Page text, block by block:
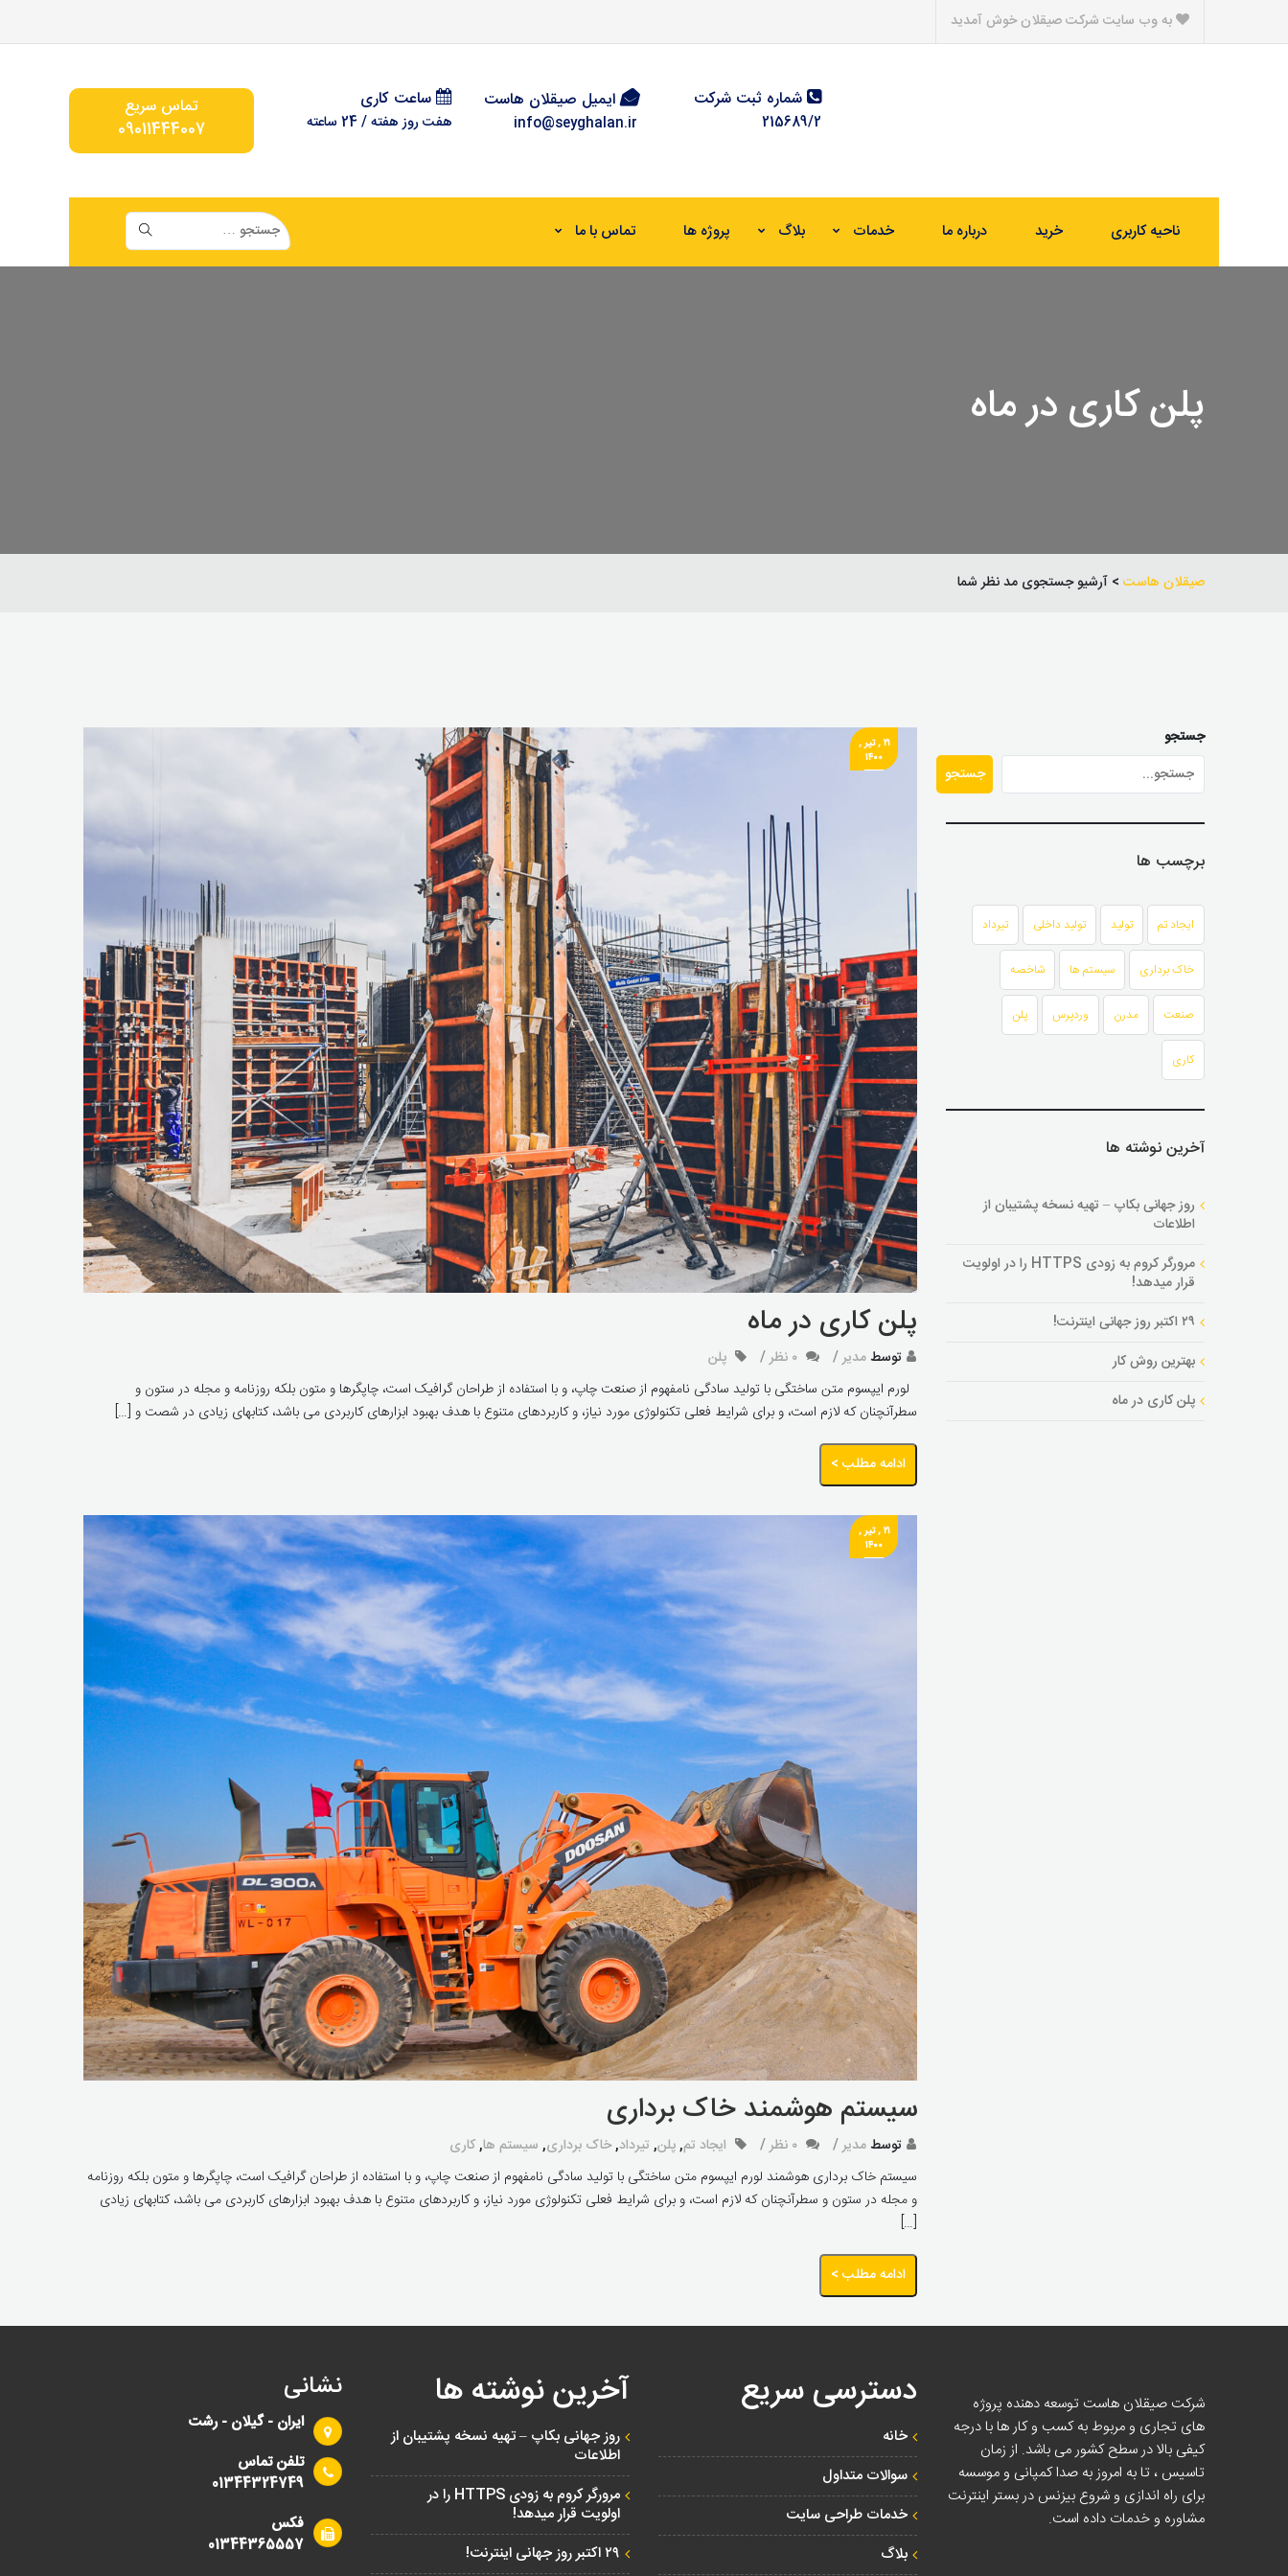
به وب سایت شرکت صیقلان خوش آمدید
شماره ثبت شرکت
215689/2
ایمیل صیقلان هاست
info@seyghalan.ir
ساعت کاری
هفت روز هفته / 24 ساعته
تماس سریع
09011444007
ناحیه کاربری خرید درباره ما خدمات بلاگ پروژه ها تماس با ما
پلن کاری در ماه
صیقلان هاست > آرشیو جستجوی مد نظر شما
جستجو
جستجو
برچسب ها
ایجاد تم تولید تولید داخلی تیرداد
خاک برداری سیستم ها شاخصه
صنعت مدرن وردپرس پلن
کاری
آخرین نوشته ها
روز جهانی بکاپ – تهیه نسخه پشتیبان از
اطلاعات
مرورگر کروم به زودی HTTPS را در اولویت
قرار میدهد!
۲۹ اکتبر روز جهانی اینترنت!
بهترین روش کار
پلن کاری در ماه
پلن کاری در ماه
۲۱ , تیر ,
۱۴۰۰
توسطمدیر ۰ نظر
پلن
لورم ایپسوم متن ساختگی با تولید سادگی نامفهوم از صنعت چاپ، و با استفاده از طراحان گرافیک است، چاپگرها و متون بلکه روزنامه و مجله در ستون و
سطرآنچنان که لازم است، و برای شرایط فعلی تکنولوژی مورد نیاز، و کاربردهای متنوع با هدف بهبود ابزارهای کاربردی می باشد، کتابهای زیادی در شصت و […]
ادامه مطلب >
سیستم هوشمند خاک برداری
۲۱ , تیر ,
۱۴۰۰
توسطمدیر ۰ نظر ایجاد تم,پلن, تیرداد,خاک برداری, سیستم ها,کاری
سیستم خاک برداری هوشمند لورم ایپسوم متن ساختگی با تولید سادگی نامفهوم از صنعت چاپ، و با استفاده از طراحان گرافیک است، چاپگرها و متون بلکه روزنامه
و مجله در ستون و سطرآنچنان که لازم است، و برای شرایط فعلی تکنولوژی مورد نیاز، و کاربردهای متنوع با هدف بهبود ابزارهای کاربردی می باشد، کتابهای زیادی
[…]
ادامه مطلب >
شرکت صیقلان هاست توسعه دهنده پروژه
های تجاری و مربوط به کسب و کار ها با درجه
کیفی بالا در سطح کشور می باشد. از زمان
تاسیس ، تا به امروز به صدا کمپانی و موسسه
برای راه اندازی و شروع بیزنس در بستر اینترنت
مشاوره و خدمات داده است.
دسترسی سریع
خانه
سوالات متداول
خدمات طراحی سایت
بلاگ
آخرین نوشته ها
روز جهانی بکاپ – تهیه نسخه پشتیبان از
اطلاعات
مرورگر کروم به زودی HTTPS را در
اولویت قرار میدهد!
۲۹ اکتبر روز جهانی اینترنت!
نشانی
ایران - گیلان - رشت
تلفن تماس
01344324749
فکس
01344365557